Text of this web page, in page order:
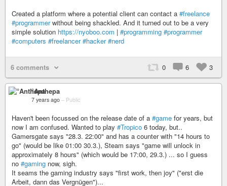
Created a platform where a potential client can contact a #freelance
#programmerwithout being shackled. And it turned out to be a very
simple solution https://nyoboo.com | #programming #programmer
#computers #freelancer #hacker #nerd
6 comments 0 6 3
°Anthepa
7 years ago – Public
Haven't been focussed on the release date of a #game for years, but
now I am confused. Wanted to play #Tropico 6 today, but..
Gamersgate says "28.3. 22:00" and has a counter with "14 hours to
go" (would be like 01:00 30.3.), Steam says "game will unlock in
approximately 8 hours" (which would be 17:00, 29.3.) ... so I guess
no #gaming now, sigh.
It seams the gaming industry says "first work, then joy" ("erst die
Arbeit, dann das Vergnügen")...